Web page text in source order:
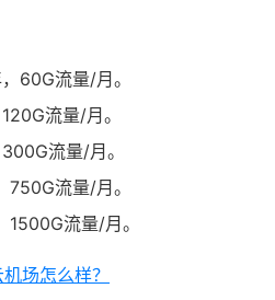
60G流量/月。
流量/月。
流量/月。
流量/月。
流量/月。
场怎么样？